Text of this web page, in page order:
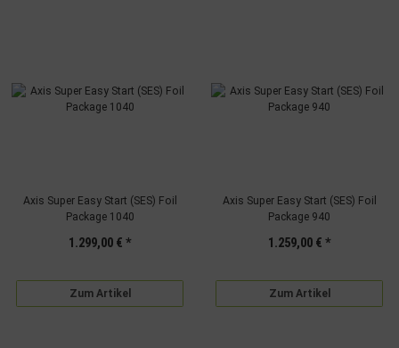
Axis Super Easy Start (SES) Foil
Package 1040
1.299,00 € *
Zum Artikel
Axis Super Easy Start (SES) Foil
Package 940
1.259,00 € *
Zum Artikel